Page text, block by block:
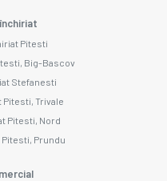
Pitesti
Big-Bascov
Stefanesti
Pitesti, Trivale
Pitesti, Nord
Prundu